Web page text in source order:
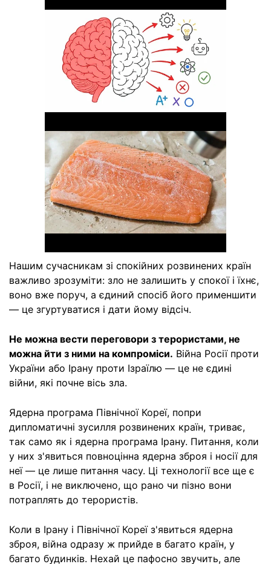
Нашим сучасникам зі спокійних розвинених країн
важливо зрозуміти: зло не залишить у спокої і їхнє,
воно вже поруч, а єдиний спосіб його применшити
— це згуртуватися і дати йому відсіч.
Не можна вести переговори з терористами, не
можна йти з ними на компроміси. Війна Росії проти
України або Ірану проти Ізраїлю — це не єдині
війни, які почне вісь зла.
Ядерна програма Північної Кореї, попри
дипломатичні зусилля розвинених країн, триває,
так само як і ядерна програма Ірану. Питання, коли
у них з'явиться повноцінна ядерна зброя і носії для
неї — це лише питання часу. Ці технології все ще є
в Росії, і не виключено, що рано чи пізно вони
потраплять до терористів.
Коли в Ірану і Північної Кореї з'явиться ядерна
зброя, війна одразу ж прийде в багато країн, у
багато будинків. Нехай це пафосно звучить, але